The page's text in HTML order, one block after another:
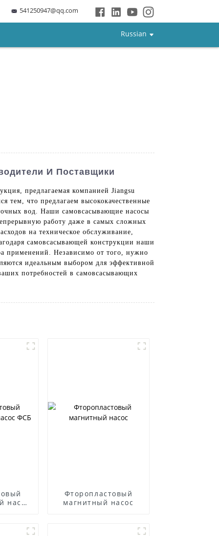
541250947@qq.com
Russian
И Поставщики
предлагаемая компанией Jiangsu
что предлагаем высококачественные
вод. Наши самовсасывающие насосы
работу даже в самых сложных
на техническое обслуживание,
самовсасывающей конструкции наши
применений. Независимо от того, нужно
идеальным выбором для эффективной
потребностей в самовсасывающих
насос
Фторопластовый
магнитный насос